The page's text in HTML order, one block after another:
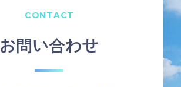
CONTACT
お問い合わせ